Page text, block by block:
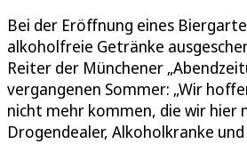
Bei der Eröffnung eines
alkoholfreie Getränke
Reiter der Münchener
vergangenen Sommer: „Wir
nicht mehr kommen, die wir hier
Drogendealer, Alkoholkranke und